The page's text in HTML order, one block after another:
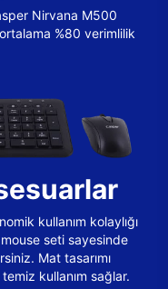
Nirvana M500
%80 verimlilik
kullanım kolaylığı
seti sayesinde
Mat tasarımı
kullanım sağlar.